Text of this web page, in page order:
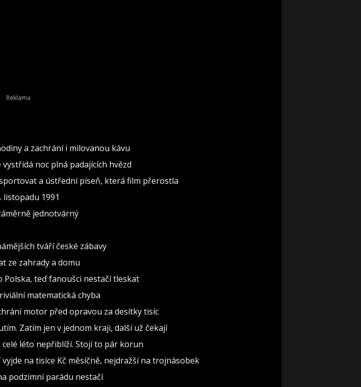
a zachrání i milovanou kávu
noc plná padajících hvězd
a ústřední píseň, která film přerostla
listopadu 1991
jednotvárný
tváří české zábavy
ze zahrady a domu
Polska, teď fanoušci nestačí tleskat
matematická chyba
motor před opravou za desítky tisíc
Zatím jen v jednom kraji, další už čekají
celé léto nepřiblíží. Stojí to pár korun
na tisíce Kč měsíčně, nejdražší na trojnásobek
podzimní parádu nestačí